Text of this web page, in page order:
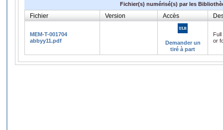
Fichier(s) numérisé(s) par les
Fichier Version Accès
MEM-T-001704
abbyy11.pdf
Demander un
tiré à part
or